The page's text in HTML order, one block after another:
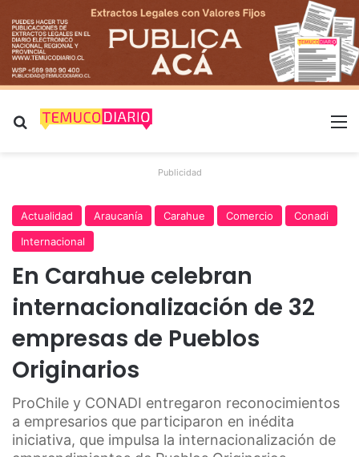
Buscar por
Publicidad
Actualidad Araucanía Carahue Comercio
Conadi
Internacional
En Carahue celebran
internacionalización de 32
empresas de Pueblos
Originarios
ProChile y CONADI entregaron reconocimientos
a empresarios que participaron en inédita
iniciativa, que impulsa la internacionalización de